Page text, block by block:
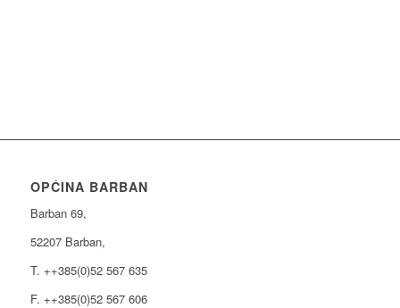
OPĆINA BARBAN
Barban 69,
52207 Barban,
T. ++385(0)52 567 635
F. ++385(0)52 567 606